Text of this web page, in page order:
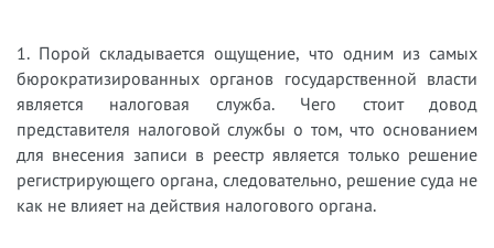
1. Порой складывается ощущение, что одним из самых
бюрократизированных органов государственной власти
является налоговая служба. Чего стоит довод
представителя налоговой службы о том, что основанием
для внесения записи в реестр является только решение
регистрирующего органа, следовательно, решение суда не
как не влияет на действия налогового органа.